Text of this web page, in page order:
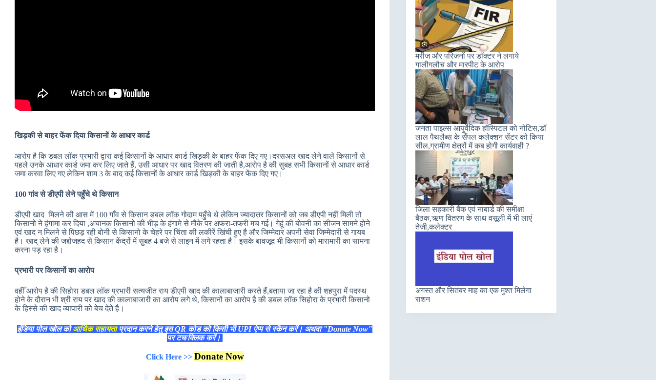
खिड़की से बाहर फेंक दिया किसानों के आधार कार्ड
आरोप है कि डबल लॉक प्रभारी द्वारा कई किसानों के आधार कार्ड खिड़की के बाहर फेंक दिए गए।दरसअल खाद लेने वाले किसानों से
पहले उनके आधार कार्ड जमा कर लिए जाते हैं, उसी आधार पर खाद वितरण की जाती है,आरोप है की सुबह सभी किसानों से आधार कार्ड
जमा करवा लिए गए लेकिन शाम 3 के बाद कई किसानों के आधार कार्ड खिड़की के बाहर फेंक दिए गए।
100 गांव से डीएपी लेने पहुँचे थे किसान
डीएपी खाद मिलने की आस में 100 गाँव से किसान डबल लॉक गोदाम पहुँचे थे लेकिन ज्यादातर किसानों को जब डीएपी नहीं मिली तो
किसानो ने हंगामा कर दिया ,अचानक किसानो की भीड़ के हंगामे से मौके पर अफरा-तफरी मच गई। गेहूं की बोवनी का सीजन सामने होने
एवं खाद न मिलने से पिछड़ रही बोनी से किसानो के चेहरे पर चिंता की लकीरें खिंची हुए है और जिम्मेदार अपनी सेवा जिम्मेदारी से गायब
है। खाद् लेने की जद्दोजहद से किसान केंद्रों में सुबह 4 बजे से लाइन में लगे रहता है। इसके बावजूद भी किसानों को मारामारी का सामना
करना पड़ रहा है।
प्रभारी पर किसानों का आरोप
वहीँ आरोप है की सिहोरा डबल लॉक प्रभारी सत्यजीत राय डीएपी खाद की कालाबाजारी करते हैं,बताया जा रहा है की शहपुरा में पदस्थ
होने के दौरान भी श्री राय पर खाद की कालाबाजारी का आरोप लगे थे, किसानों का आरोप है की डबल लॉक सिहोरा के प्रभारी किसानो
के हिस्से की खाद व्यापारी को बेच देते है।
इंडिया पोल खोल कोआर्थिक सहायताप्रदान करने हेतु इस QR कोड को किसी भी UPI ऐप्प से स्कैन करें। अथवा "Donate Now"
पर टच/क्लिक करें।
Click Here >> Donate Now
मरीज और परिजनों पर डॉक्टर ने लगाये
गालीगलौच और मारपीट के आरोप
जनता पाइल्स आयुर्वेदिक हॉस्पिटल को नोटिस,डॉ
लाल पैथलैब्स के सैंपल कलेक्शन सेंटर को किया
सील,ग्रामीण क्षेत्रों में कब होगी कार्यवाही ?
जिला सहकारी बैंक एवं नाबार्ड की समीक्षा
बैठक,ऋण वितरण के साथ वसूली में भी लाएं
तेजी,कलेक्टर
अगस्त और सितंबर माह का एक मुश्त मिलेगा
राशन